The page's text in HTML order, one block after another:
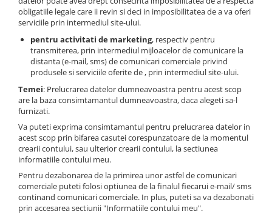
obligatiile legale care ii revin si deci in imposibilitatea de a va oferi
serviciile prin intermediul site-ului.
pentru activitati de marketing, respectiv pentru
transmiterea, prin intermediul mijloacelor de comunicare la
distanta (e-mail, sms) de comunicari comerciale privind
produsele si serviciile oferite de , prin intermediul site-ului.
Temei: Prelucrarea datelor dumneavoastra pentru acest scop
are la baza consimtamantul dumneavoastra, daca alegeti sa-l
furnizati.
Va puteti exprima consimtamantul pentru prelucrarea datelor in
acest scop prin bifarea casutei corespunzatoare de la momentul
crearii contului, sau ulterior crearii contului, la sectiunea
informatiile contului meu.
Pentru dezabonarea de la primirea unor astfel de comunicari
comerciale puteti folosi optiunea de la finalul fiecarui e-mail/ sms
continand comunicari comerciale. In plus, puteti sa va dezabonati
prin accesarea sectiunii "Informatiile contului meu".